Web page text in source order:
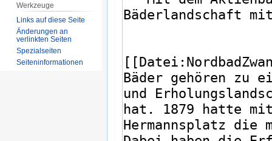
Werkzeuge
Links auf diese Seite
Änderungen an
verlinkten Seiten
Spezialseiten
Seiten­informationen